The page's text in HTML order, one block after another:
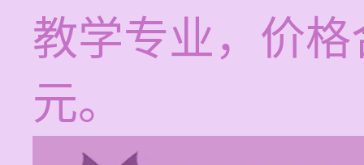
教学专业，价
元。